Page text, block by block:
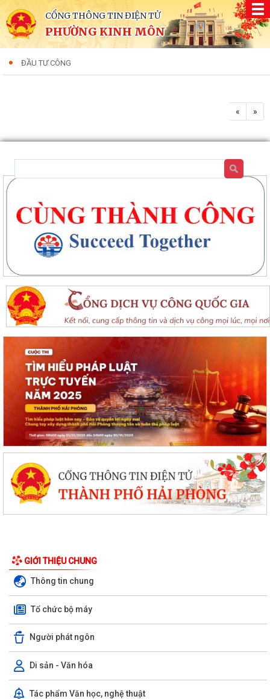
CỔNG THÔNG TIN ĐIỆN TỬ
PHƯỜNG KINH MÔN
ĐẦU TƯ CÔNG
« »
GIỚI THIỆU CHUNG
Thông tin chung
Tổ chức bộ máy
Người phát ngôn
Di sản - Văn hóa
Tác phẩm Văn học, nghệ thuật